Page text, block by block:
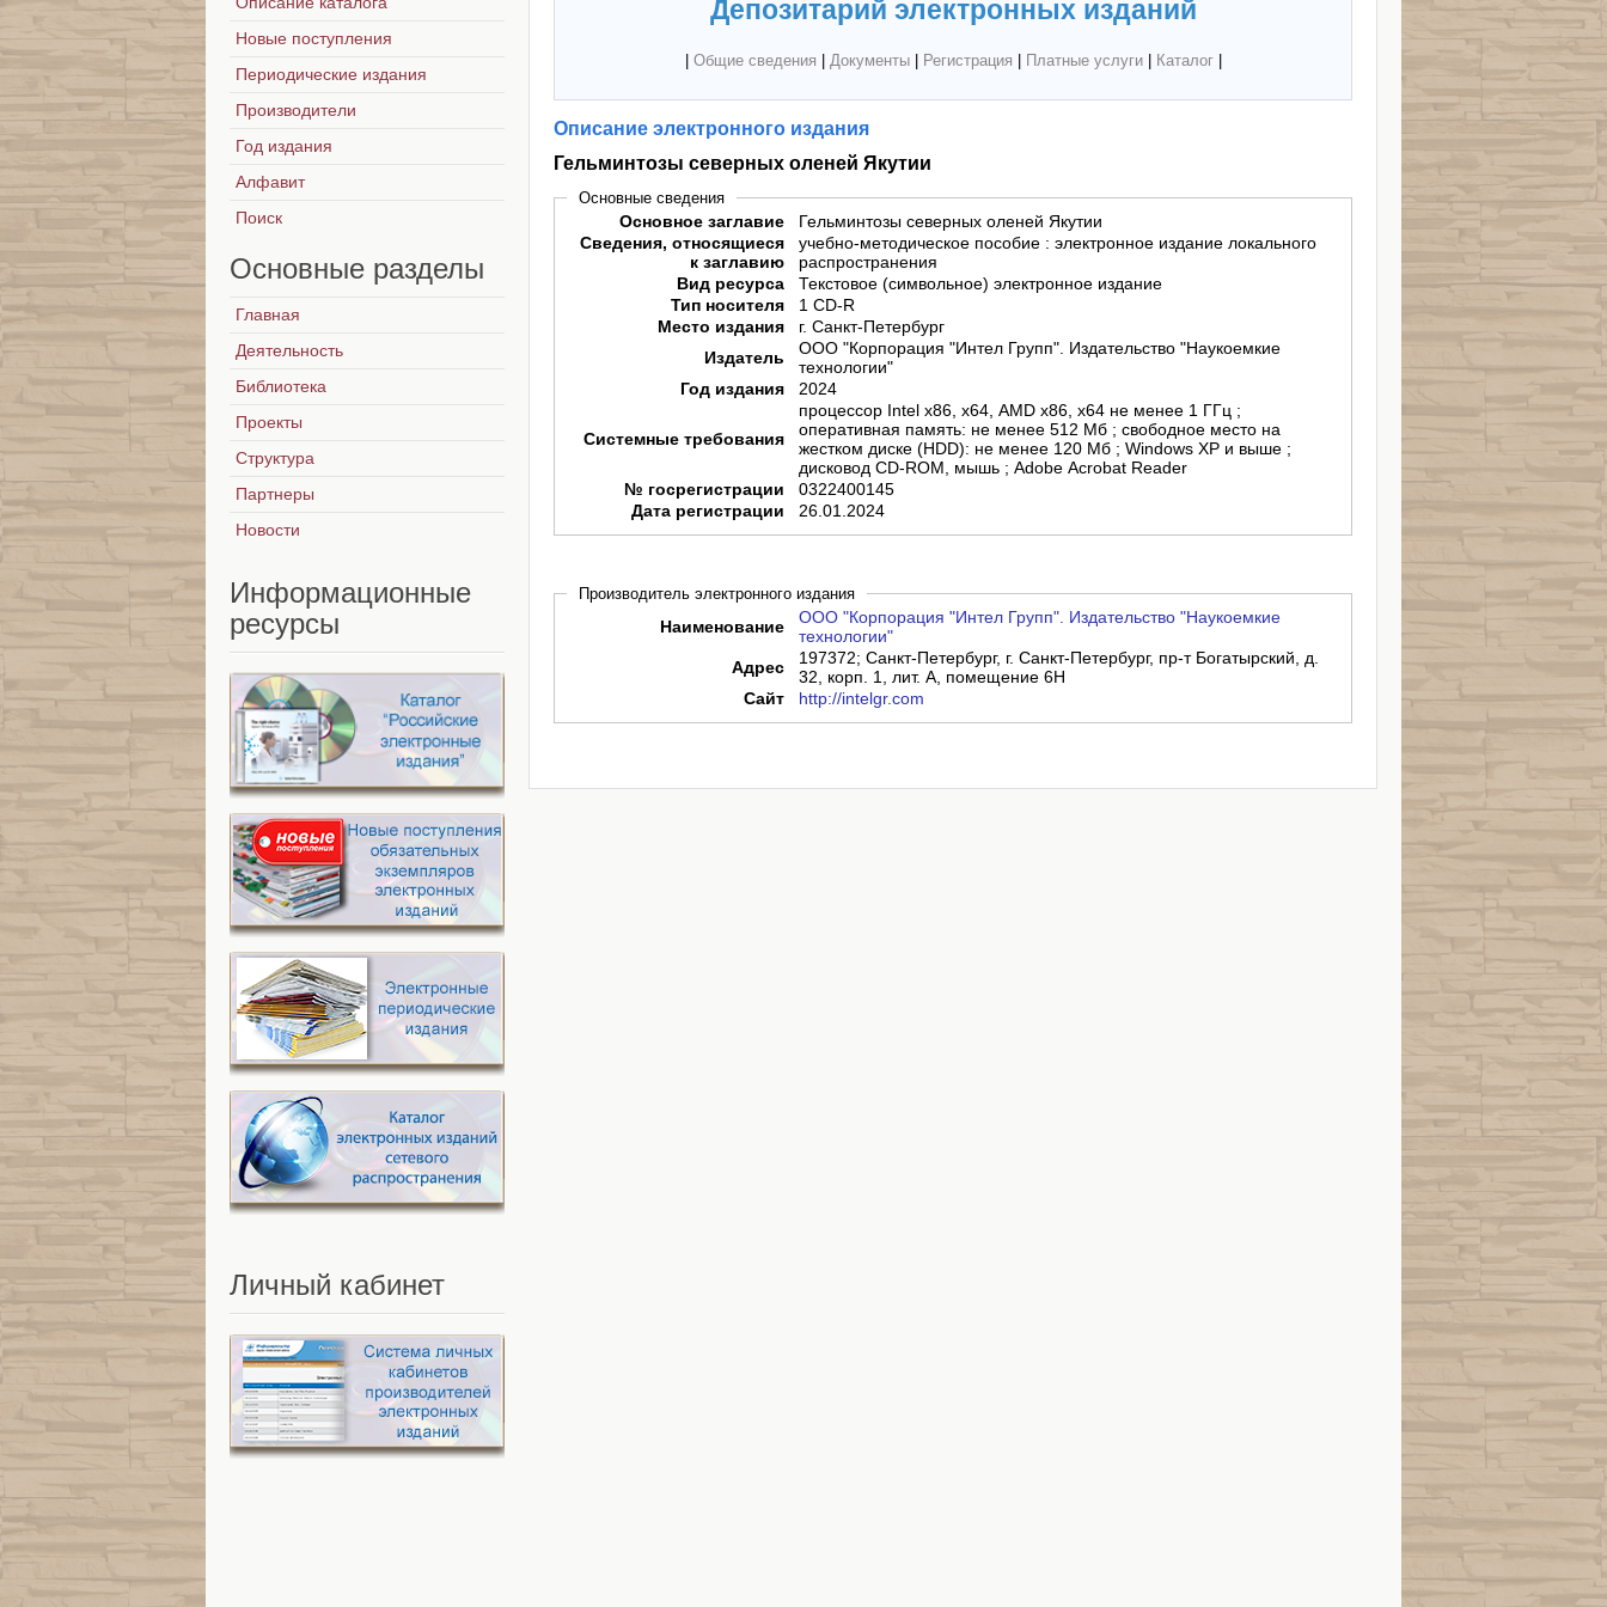
Депозитарий электронных изданий
Общие сведения Документы| Регистрация Платные услуги| Каталог|
Описание электронного издания
Гельминтозы северных оленей Якутии
Основные сведения
Основное заглавие
Гельминтозы северных оленей Якутии
Сведения, относящиеся
к заглавию
учебно-методическое пособие : электронное издание локального
распространения
Вид ресурса
Текстовое (символьное) электронное издание
Тип носителя
1 CD-R
Место издания
г. Санкт-Петербург
Издатель
ООО "Корпорация "Интел Групп". Издательство "Наукоемкие
технологии"
Год издания
2024
Системные требования
процессор Intel х86, х64, AMD х86, х64 не менее 1 ГГц ;
оперативная память: не менее 512 Мб ; свободное место на
жестком диске (HDD): не менее 120 Мб ; Windows XP и выше ;
дисковод CD-ROM, мышь ; Adobe Acrobat Reader
№ госрегистрации
0322400145
Дата регистрации
26.01.2024
Производитель электронного издания
Наименование
ООО "Корпорация "Интел Групп". Издательство "Наукоемкие
технологии"
Адрес
197372; Санкт-Петербург, г. Санкт-Петербург, пр-т Богатырский, д.
32, корп. 1, лит. А, помещение 6Н
Сайт
http://intelgr.com
Новые поступления
Периодические издания
Производители
Год издания
Алфавит
Поиск
Основные разделы
Главная
Деятельность
Библиотека
Проекты
Структура
Партнеры
Новости
Информационные
ресурсы
Личный кабинет